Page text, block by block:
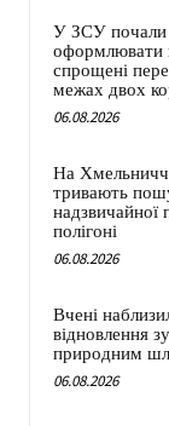
У ЗСУ почали
оформлювати
спрощені
межах двох
06.08.2026
На
тривають
надзвичайної
полігоні
06.08.2026
Вчені
відновлення
природним
06.08.2026